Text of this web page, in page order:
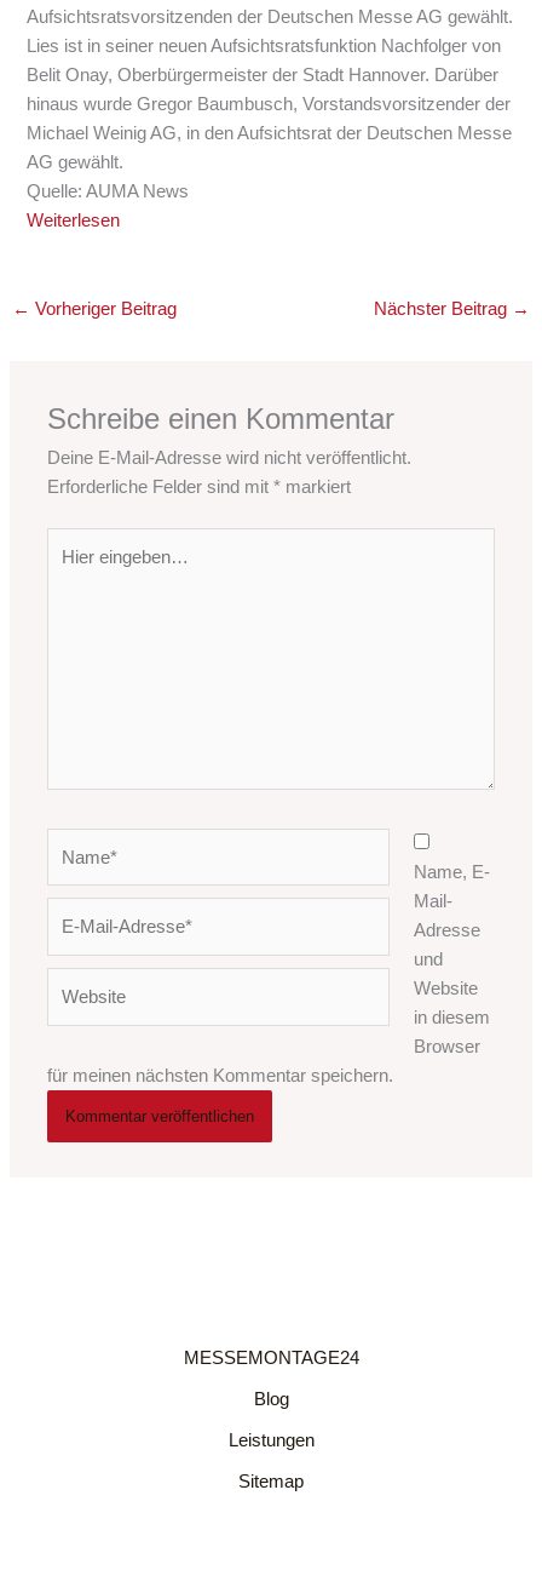
Aufsichtsratsvorsitzenden der Deutschen Messe AG gewählt.
Lies ist in seiner neuen Aufsichtsratsfunktion Nachfolger von
Belit Onay, Oberbürgermeister der Stadt Hannover. Darüber
hinaus wurde Gregor Baumbusch, Vorstandsvorsitzender der
Michael Weinig AG, in den Aufsichtsrat der Deutschen Messe
AG gewählt.
Quelle: AUMA News
Weiterlesen
← Vorheriger Beitrag Nächster Beitrag →
Schreibe einen Kommentar
Deine E-Mail-Adresse wird nicht veröffentlicht.
Erforderliche Felder sind mit* markiert
eingeben…
Adresse*
Name, E-
Mail-
Adresse
und
Website
in diesem
Browser
für meinen nächsten Kommentar speichern.
MESSEMONTAGE24
Blog
Leistungen
Sitemap